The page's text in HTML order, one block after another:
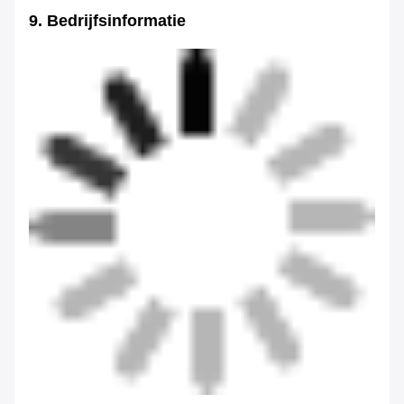
9. Bedrijfsinformatie